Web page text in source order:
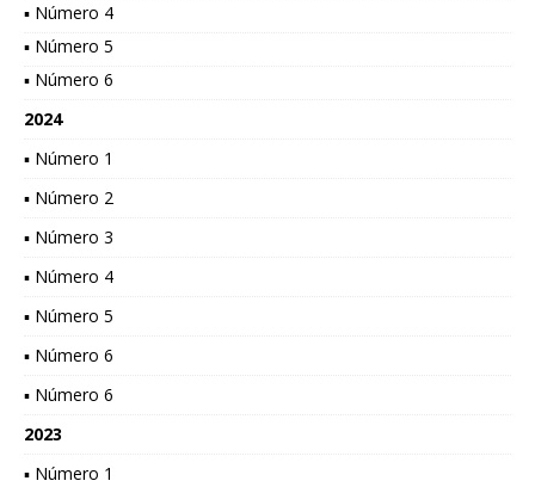
▪ Número 4
▪ Número 5
▪ Número 6
2024
▪ Número 1
▪ Número 2
▪ Número 3
▪ Número 4
▪ Número 5
▪ Número 6
▪ Número 6
2023
▪ Número 1